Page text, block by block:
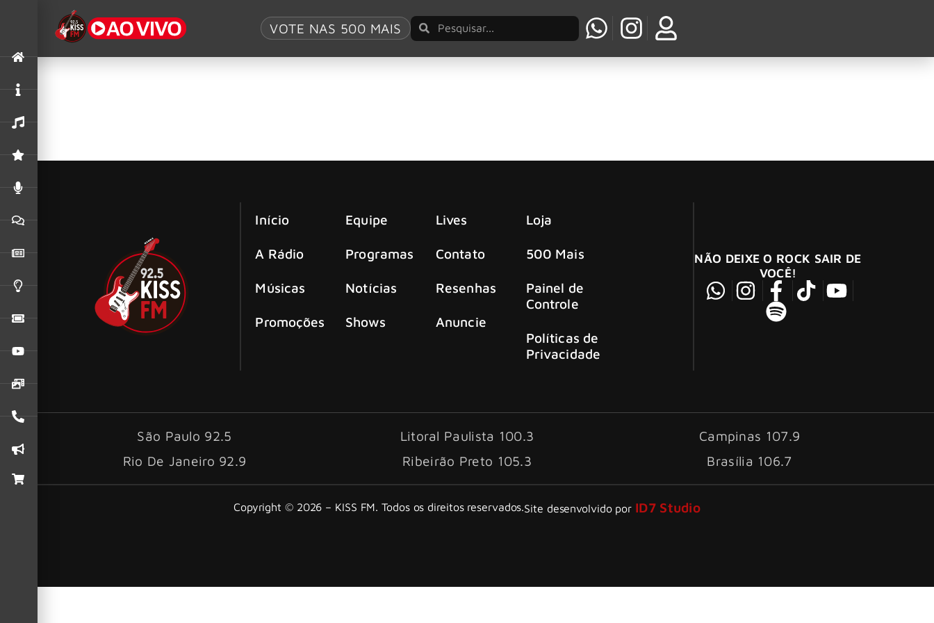
VOTE NAS 500 MAIS
Tag:Memory
Início
A Rádio
Músicas
Promoções
Equipe
Programas
Notícias
Shows
Lives
Contato
Resenhas
Anuncie
Loja
500 Mais
Painel de
Controle
Políticas de
Privacidade
NÃO DEIXE O ROCK SAIR DE
VOCÊ!
São Paulo 92.5 Litoral Paulista 100.3
Campinas 107.9
Rio De Janeiro 92.9
Ribeirão Preto 105.3 Brasília 106.7
Copyright © 2026 – KISS FM. Todos os direitos reservados.Site desenvolvido por ID7 Studio